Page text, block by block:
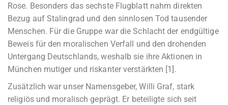
Rose. Besonders das sechste Flugblatt nahm direkten
Bezug auf Stalingrad und den sinnlosen Tod tausender
Menschen. Für die Gruppe war die Schlacht der endgültige
Beweis für den moralischen Verfall und den drohenden
Untergang Deutschlands, weshalb sie ihre Aktionen in
München mutiger und riskanter verstärkten [1].
Zusätzlich war unser Namensgeber, Willi Graf, stark
religiös und moralisch geprägt. Er beteiligte sich seit